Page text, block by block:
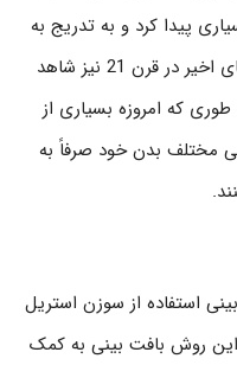
پیدا کرد و به تدریج به
دیگر نقاط جهان رسید. دوباره در سال‌های اخیر در قرن 21 نیز شاهد
که امروزه بسیاری از
مختلف بدن خود صرفاً به
استفاده از سوزن استریل
روش بافت بینی به کمک